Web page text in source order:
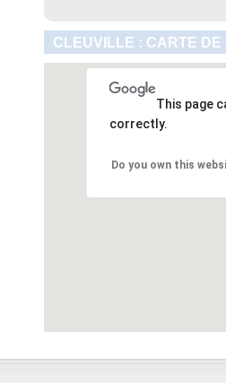
CLEUVILLE : CARTE DE
This page
correctly.
Do you own this